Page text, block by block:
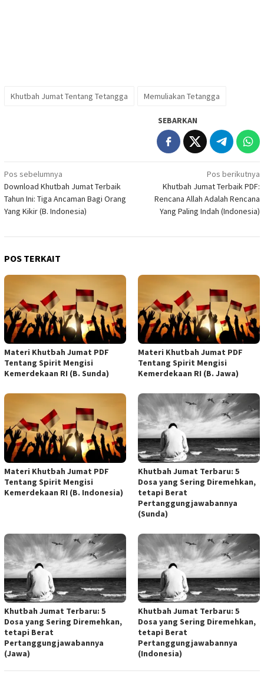
Khutbah Jumat Tentang Tetangga Memuliakan Tetangga
SEBARKAN
Navigasi
pos
Pos sebelumnya
Download Khutbah Jumat Terbaik
Tahun Ini: Tiga Ancaman Bagi Orang
Yang Kikir (B. Indonesia)
Pos berikutnya
Khutbah Jumat Terbaik PDF:
Rencana Allah Adalah Rencana
Yang Paling Indah (Indonesia)
POS TERKAIT
Materi Khutbah Jumat PDF
Tentang Spirit Mengisi
Kemerdekaan RI (B. Sunda)
Materi Khutbah Jumat PDF
Tentang Spirit Mengisi
Kemerdekaan RI (B. Jawa)
Materi Khutbah Jumat PDF
Tentang Spirit Mengisi
Kemerdekaan RI (B. Indonesia)
Khutbah Jumat Terbaru: 5
Dosa yang Sering Diremehkan,
tetapi Berat
Pertanggungjawabannya
(Sunda)
Khutbah Jumat Terbaru: 5
Dosa yang Sering Diremehkan,
tetapi Berat
Pertanggungjawabannya
(Jawa)
Khutbah Jumat Terbaru: 5
Dosa yang Sering Diremehkan,
tetapi Berat
Pertanggungjawabannya
(Indonesia)